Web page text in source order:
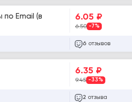
Email (в
6.05 ₽
6.50 -7%
6 отзывов
6.35 ₽
9.45 -33%
2 отзыва